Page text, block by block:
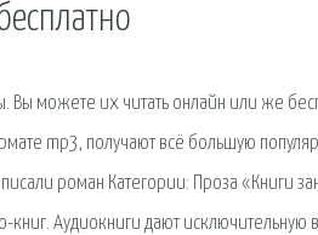
можете их читать онлайн или же
mp3, получают всё большую
роман Категории: Проза «Книги
Аудиокниги дают исключительную